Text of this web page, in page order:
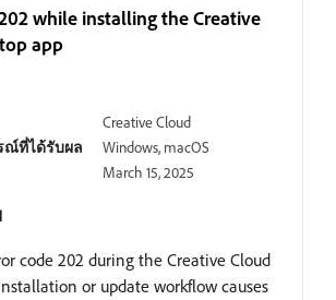
while installing the Creative
app
Creative Cloud
ณ์ที่ได้รับผล
Windows, macOS
March 15, 2025
code 202 during the Creative Cloud
or update workflow causes